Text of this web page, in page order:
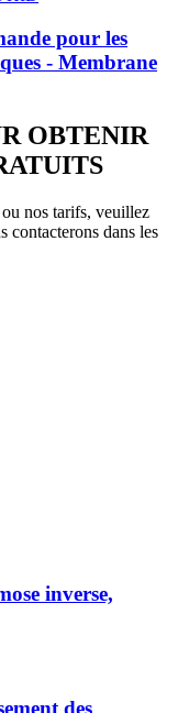
pour les
- Membrane
OBTENIR
nos tarifs, veuillez
contacterons dans les
inverse,
des